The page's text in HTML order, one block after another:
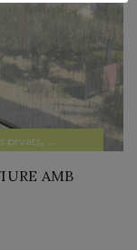
prvats, Pensament ,Sin
AMB